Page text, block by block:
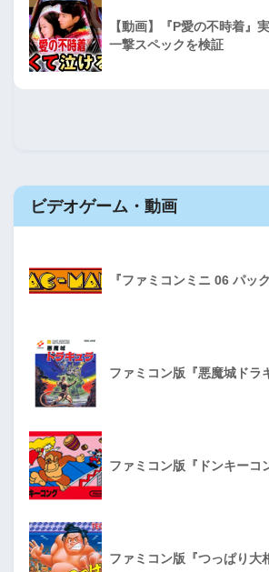
【動画】『P愛の不時着』
一撃スペックを検証
ビデオゲーム・動画
『ファミコンミニ 06 パッ
ファミコン版『悪魔城ドラ
ファミコン版『ドンキーコ
ファミコン版『つっぱり大